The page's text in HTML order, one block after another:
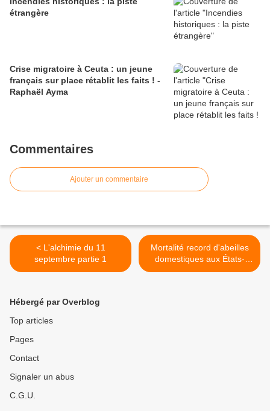
étrangère
Crise migratoire à Ceuta : un jeune
français sur place rétablit les faits ! -
Raphaël Ayma
Commentaires
Ajouter un commentaire
< L'alchimie du 11
septembre partie 1
Mortalité record d'abeilles
domestiques aux États-
Unis : enquête >
Hébergé par Overblog
Top articles
Pages
Contact
Signaler un abus
C.G.U.